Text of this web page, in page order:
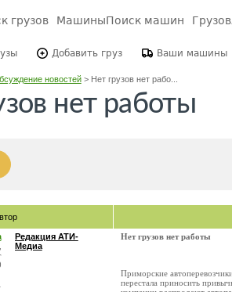
грузов МашиныПоиск машин
Добавить груз Ваши машины
новостей> Нет грузов нет рабо...
нет работы
Редакция АТИ-
Медиа
Нет грузов нет работы
Приморские
перестала приносить